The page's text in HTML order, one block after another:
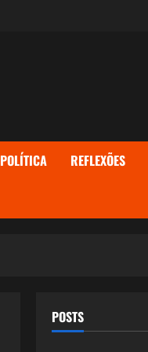
POLÍTICA REFLEXÕES
POSTS